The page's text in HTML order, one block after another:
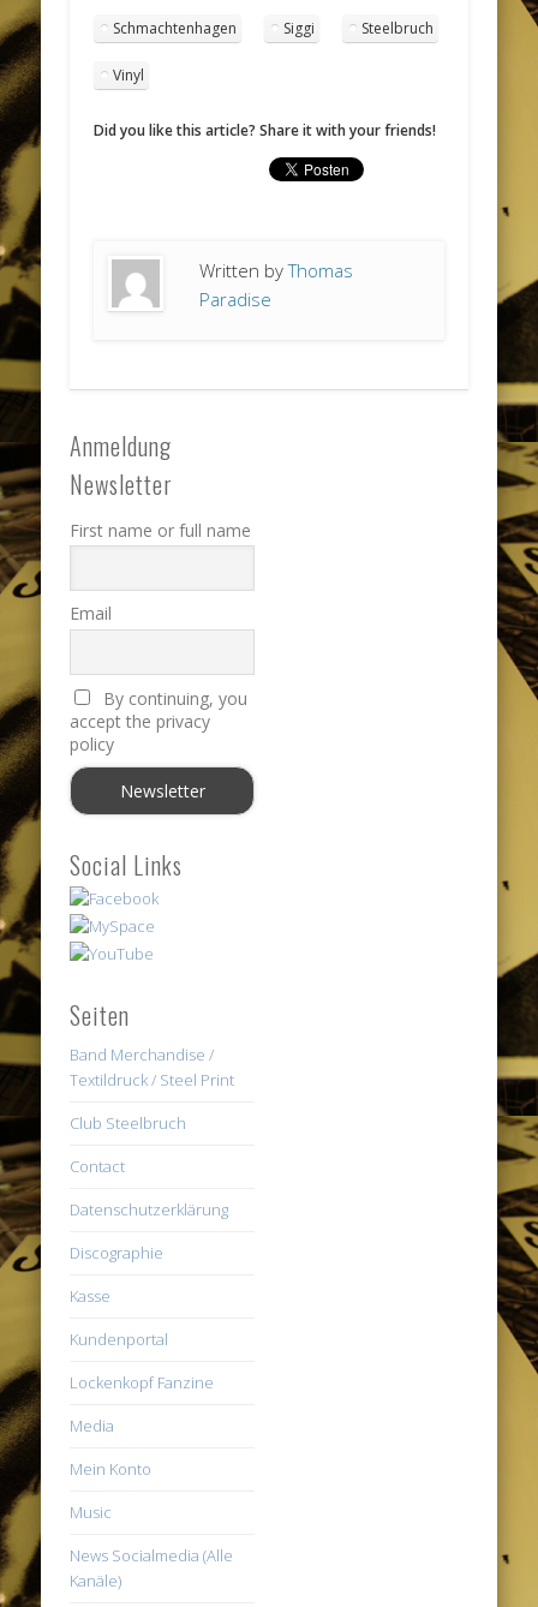
Schmachtenhagen Siggi Steelbruch
Vinyl
Did you like this article? Share it with your friends!
Written byThomas
Paradise
Anmeldung
Newsletter
First name or full name
Email
By continuing, you
accept the privacy
policy
Social Links
Seiten
Band Merchandise /
Textildruck / Steel Print
Club Steelbruch
Contact
Datenschutzerklärung
Discographie
Kasse
Kundenportal
Lockenkopf Fanzine
Media
Mein Konto
Music
News Socialmedia (Alle
Kanäle)